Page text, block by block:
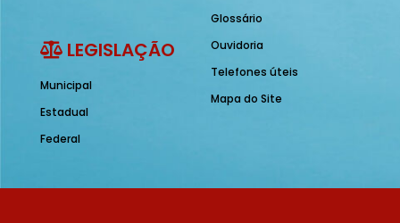
LEGISLAÇÃO
Municipal
Estadual
Federal
Glossário
Ouvidoria
Telefones úteis
Mapa do Site